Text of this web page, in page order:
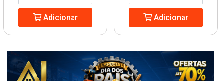
Adicionar Adicionar